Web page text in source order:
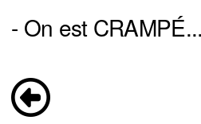
- On est CRAMPÉ...